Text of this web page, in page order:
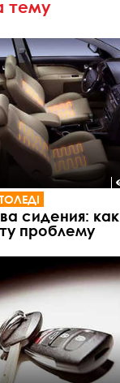
тему
сидения: как
проблему